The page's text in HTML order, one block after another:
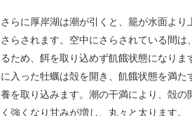
さらに厚岸湖は潮が引くと、籠が水面より
さらされます。空中にさらされている間は
るため、餌を取り込めず飢餓状態になりま
に入った牡蠣は殻を開き、飢餓状態を満た
養を取り込みます。潮の干満により、殻の
く強くなり甘みが増し、丸々と太ります。